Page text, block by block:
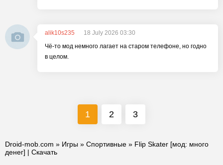
alik10s235
18 July 2026 03:30
Чё-то мод немного лагает на старом телефоне, но годно
в целом.
1 2 3
Droid-mob.com » Игры » Спортивные » Flip Skater [мод: много
денег] | Скачать